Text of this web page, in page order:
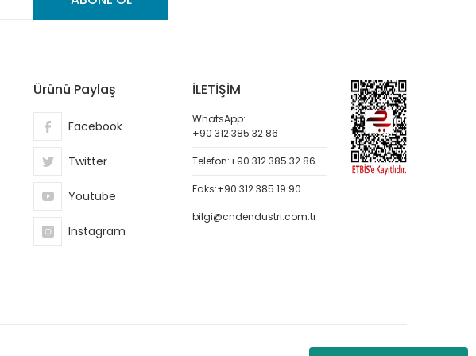
Ürünü Paylaş
Facebook
Twitter
Youtube
Instagram
İLETİŞİM
WhatsApp:
+90 312 385 32 86
Telefon:+90 312 385 32 86
Faks:+90 312 385 19 90
bilgi@cndendustri.com.tr